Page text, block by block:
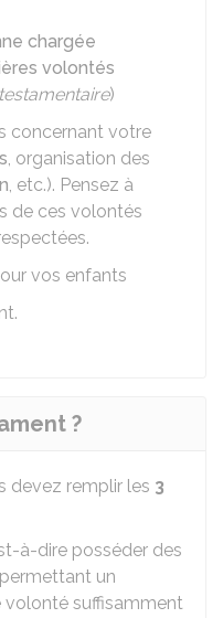
chargée
volontés
)
concernant votre
, organisation des
, etc.). Pensez à
de ces volontés
vos enfants
?
devez remplir les 3
à-dire posséder des
un
volonté suffisamment